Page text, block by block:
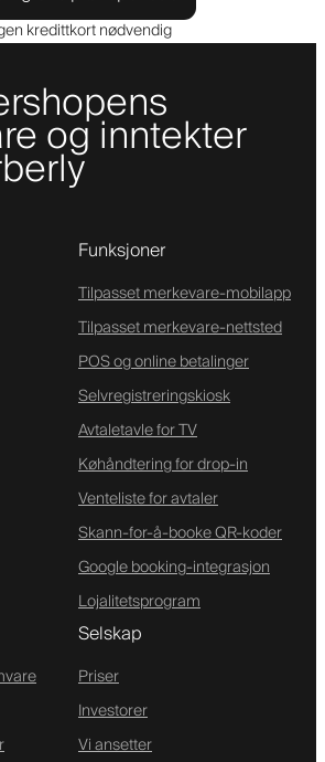
kredittkort nødvendig
og inntekter
Funksjoner
Tilpasset merkevare-mobilapp
Tilpasset merkevare-nettsted
POS og online betalinger
Selvregistreringskiosk
Avtaletavle for TV
Køhåndtering for drop-in
Venteliste for avtaler
Skann-for-å-booke QR-koder
Google booking-integrasjon
Lojalitetsprogram
Selskap
Priser
Investorer
Vi ansetter